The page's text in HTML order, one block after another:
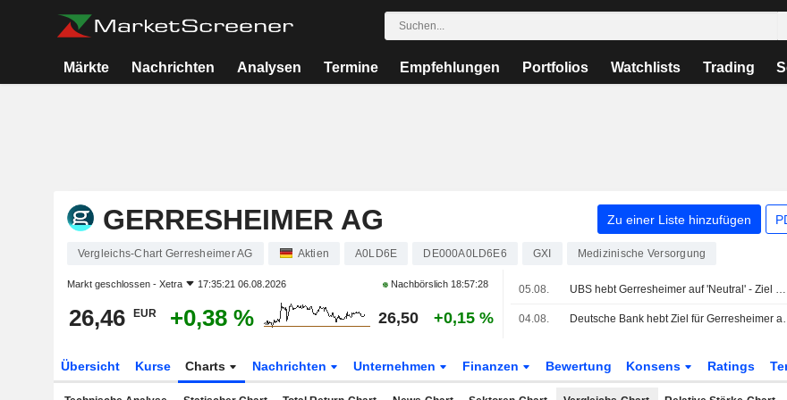
Märkte Nachrichten Analysen Termine Empfehlungen Portfolios Watchlists Trading
GERRESHEIMER AG Zu einer Liste hinzufügen
Vergleichs-Chart Gerresheimer AG Aktien A0LD6E DE000A0LD6E6 GXI Medizinische Versorgung
Markt geschlossen - Xetra 17:35:21 06.08.2026 Nachbörslich 18:57:28
26,46 EUR +0,38 % 26,50 +0,15 %
05.08. UBS hebt Gerresheimer auf 'Neutral' - Ziel mehr als verdoppelt
04.08. Deutsche Bank
Übersicht Kurse Charts Nachrichten Unternehmen Finanzen Bewertung Konsens Ratings